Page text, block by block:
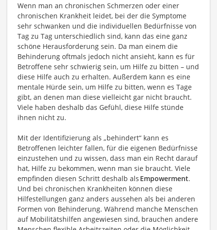
Wenn man an chronischen Schmerzen oder einer
chronischen Krankheit leidet, bei der die Symptome
sehr schwanken und die individuellen Bedürfnisse von
Tag zu Tag unterschiedlich sind, kann das eine ganz
schöne Herausforderung sein. Da man einem die
Behinderung oftmals jedoch nicht ansieht, kann es für
Betroffene sehr schwierig sein, um Hilfe zu bitten – und
diese Hilfe auch zu erhalten. Außerdem kann es eine
mentale Hürde sein, um Hilfe zu bitten, wenn es Tage
gibt, an denen man diese vielleicht gar nicht braucht.
Viele haben deshalb das Gefühl, diese Hilfe stünde
ihnen nicht zu.
Mit der Identifizierung als „behindert“ kann es
Betroffenen leichter fallen, für die eigenen Bedürfnisse
einzustehen und zu wissen, dass man ein Recht darauf
hat, Hilfe zu bekommen, wenn man sie braucht. Viele
empfinden diesen Schritt deshalb als Empowerment.
Und bei chronischen Krankheiten können diese
Hilfestellungen ganz anders aussehen als bei anderen
Formen von Behinderung. Während manche Menschen
auf Mobilitätshilfen angewiesen sind, brauchen andere